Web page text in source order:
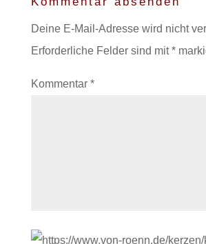
Deine E-Mail-Adresse wird nicht
Erforderliche Felder sind mit*
Kommentar *